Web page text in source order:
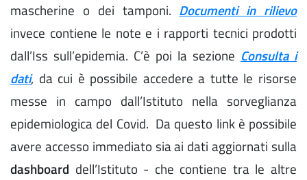
mascherine o dei tamponi. Documenti in rilievo
invece contiene le note e i rapporti tecnici prodotti
dall’Iss sull’epidemia. C’è poi la sezione Consulta i
dati, da cui è possibile accedere a tutte le risorse
messe in campo dall’Istituto nella sorveglianza
epidemiologica del Covid. Da questo link è possibile
avere accesso immediato sia ai dati aggiornati sulla
dashboard dell’Istituto - che contiene tra le altre